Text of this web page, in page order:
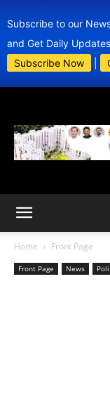
Subscribe to our
and Get Daily
Subscribe Now
Home Front Page
Front Page News